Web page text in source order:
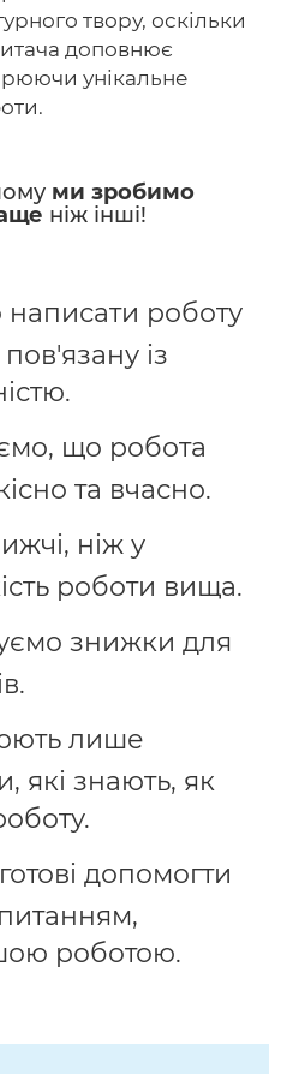
твору, оскільки
доповнює
унікальне
ми зробимо
ніж інші!
роботу
із
що робота
та вчасно.
ніж у
роботи вища.
знижки для
лише
які знають, як
допомогти
роботою.